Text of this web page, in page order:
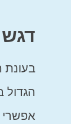
בעונת
אפשרי